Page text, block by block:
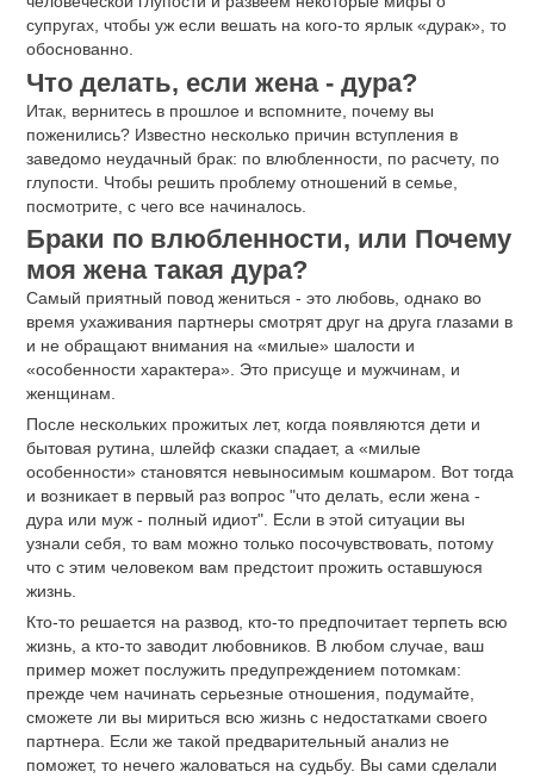
супругах, чтобы уж если вешать на кого-то ярлык «дурак», то
обоснованно.
Что делать, если жена - дура?
Итак, вернитесь в прошлое и вспомните, почему вы
поженились? Известно несколько причин вступления в
заведомо неудачный брак: по влюбленности, по расчету, по
глупости. Чтобы решить проблему отношений в семье,
посмотрите, с чего все начиналось.
Браки по влюбленности, или Почему
моя жена такая дура?
Самый приятный повод жениться - это любовь, однако во
время ухаживания партнеры смотрят друг на друга глазами в
и не обращают внимания на «милые» шалости и
«особенности характера». Это присуще и мужчинам, и
женщинам.
После нескольких прожитых лет, когда появляются дети и
бытовая рутина, шлейф сказки спадает, а «милые
особенности» становятся невыносимым кошмаром. Вот тогда
и возникает в первый раз вопрос "что делать, если жена -
дура или муж - полный идиот". Если в этой ситуации вы
узнали себя, то вам можно только посочувствовать, потому
что с этим человеком вам предстоит прожить оставшуюся
жизнь.
Кто-то решается на развод, кто-то предпочитает терпеть всю
жизнь, а кто-то заводит любовников. В любом случае, ваш
пример может послужить предупреждением потомкам:
прежде чем начинать серьезные отношения, подумайте,
сможете ли вы мириться всю жизнь с недостатками своего
партнера. Если же такой предварительный анализ не
поможет, то нечего жаловаться на судьбу. Вы сами сделали